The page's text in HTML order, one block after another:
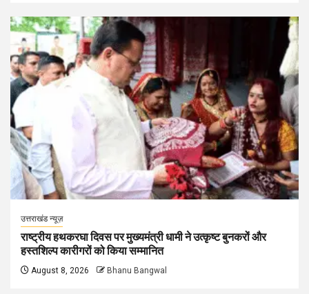
उत्तराखंड न्यूज़
राष्ट्रीय हथकरघा दिवस पर मुख्यमंत्री धामी ने उत्कृष्ट बुनकरों और
हस्तशिल्प कारीगरों को किया सम्मानित
August 8, 2026 Bhanu Bangwal